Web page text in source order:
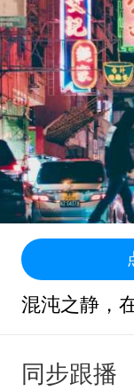
混沌之静，
同步跟播